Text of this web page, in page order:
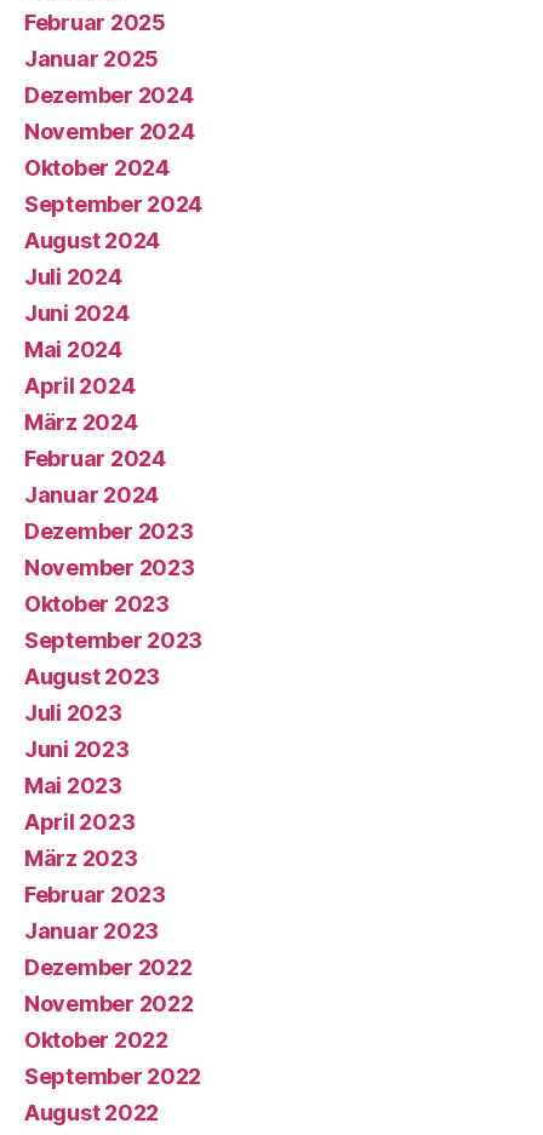
Februar 2025
Januar 2025
Dezember 2024
November 2024
Oktober 2024
September 2024
August 2024
Juli 2024
Juni 2024
Mai 2024
April 2024
März 2024
Februar 2024
Januar 2024
Dezember 2023
November 2023
Oktober 2023
September 2023
August 2023
Juli 2023
Juni 2023
Mai 2023
April 2023
März 2023
Februar 2023
Januar 2023
Dezember 2022
November 2022
Oktober 2022
September 2022
August 2022